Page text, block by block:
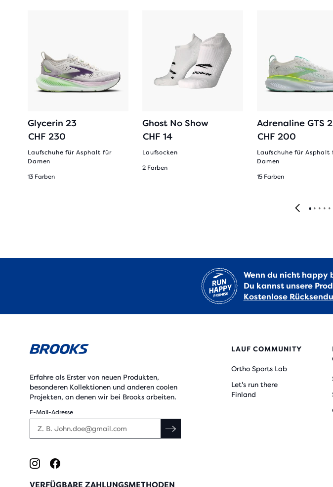
Glycerin 23
CHF 230
Laufschuhe für Asphalt für
Damen
13 Farben
Ghost No Show
CHF 14
Laufsocken
2 Farben
Adrenaline GTS
CHF 200
Laufschuhe für Asphalt
Damen
15 Farben
Wenn du nicht happy
Du kannst unsere
Kostenlose
Erfahre als Erster von neuen Produkten,
besonderen Kollektionen und anderen coolen
Projekten, an denen wir bei Brooks arbeiten.
E-Mail-Adresse
VERFÜGBARE ZAHLUNGSMETHODEN
LAUF COMMUNITY
Ortho Sports Lab
Let's run there
Finland